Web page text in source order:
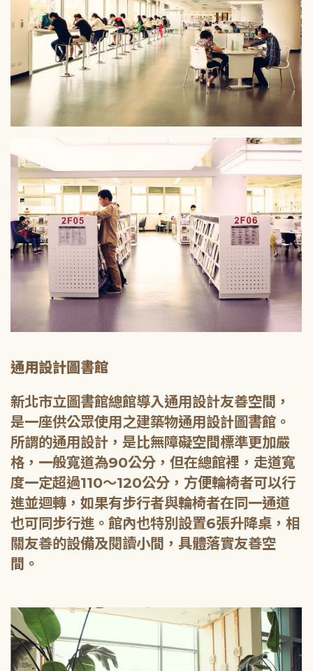
通用設計圖書館
新北市立圖書館總館導入通用設計友善空間，
是一座供公眾使用之建築物通用設計圖書館。
所謂的通用設計，是比無障礙空間標準更加嚴
格，一般寬道為90公分，但在總館裡，走道寬
度一定超過110～120公分，方便輪椅者可以行
進並迴轉，如果有步行者與輪椅者在同一通道
也可同步行進。館內也特別設置6張升降桌，相
關友善的設備及閱讀小間，具體落實友善空
間。